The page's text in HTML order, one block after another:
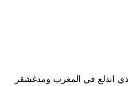
اندلع في المغرب ومدغشقر